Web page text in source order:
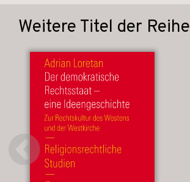
Weitere Titel der Reihe